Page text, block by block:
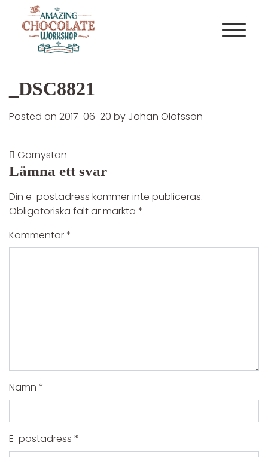
Huvudnavigering
_DSC8821
Posted on 2017-06-20 by Johan Olofsson
Post navigation
Garnystan
Lämna ett svar
Din e-postadress kommer inte publiceras.
Obligatoriska fält är märkta *
Kommentar*
Namn *
E-postadress *